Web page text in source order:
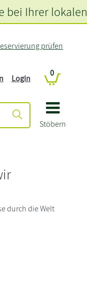
Stöbern
prüfen
Login
0
bei Ihrer lokalen
durch die Welt